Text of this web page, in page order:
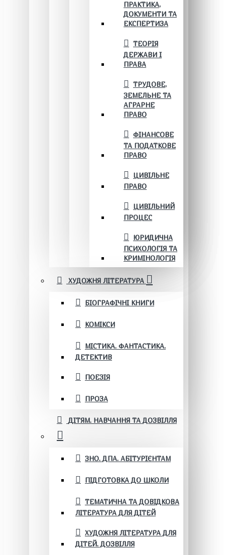
ПРАКТИКА,
ДОКУМЕНТИ ТА
ЕКСПЕРТИЗА
ТЕОРІЯ
ДЕРЖАВИ І
ПРАВА
ТРУДОВЕ,
ЗЕМЕЛЬНЕ ТА
АГРАРНЕ
ПРАВО
ФІНАНСОВЕ
ТА ПОДАТКОВЕ
ПРАВО
ЦИВІЛЬНЕ
ПРАВО
ЦИВІЛЬНИЙ
ПРОЦЕС
ЮРИДИЧНА
ПСИХОЛОГІЯ ТА
КРИМІНОЛОГІЯ
ХУДОЖНЯ ЛІТЕРАТУРА
БІОГРАФІЧНІ КНИГИ
КОМІКСИ
МІСТИКА. ФАНТАСТИКА.
ДЕТЕКТИВ
ПОЕЗІЯ
ПРОЗА
ДІТЯМ. НАВЧАННЯ ТА ДОЗВІЛЛЯ
ЗНО. ДПА. АБІТУРІЄНТАМ
ПІДГОТОВКА ДО ШКОЛИ
ТЕМАТИЧНА ТА ДОВІДКОВА
ЛІТЕРАТУРА ДЛЯ ДІТЕЙ
ХУДОЖНЯ ЛІТЕРАТУРА ДЛЯ
ДІТЕЙ. ДОЗВІЛЛЯ